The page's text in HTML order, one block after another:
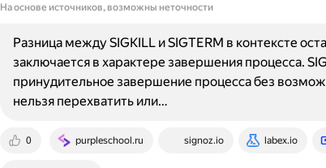
На основе источников, возможны неточности
0 purpleschool.ru signoz.io labex.io
Разница между SIGKILL и SIGTERM в контексте
заключается в характере завершения процесса.
принудительное завершение процесса без
нельзя перехватить или…